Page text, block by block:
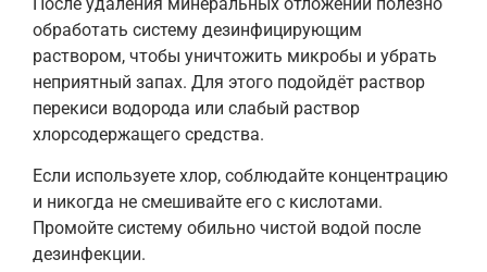
обработать систему дезинфицирующим
раствором, чтобы уничтожить микробы и убрать
неприятный запах. Для этого подойдёт раствор
перекиси водорода или слабый раствор
хлорсодержащего средства.
Если используете хлор, соблюдайте концентрацию
и никогда не смешивайте его с кислотами.
Промойте систему обильно чистой водой после
дезинфекции.